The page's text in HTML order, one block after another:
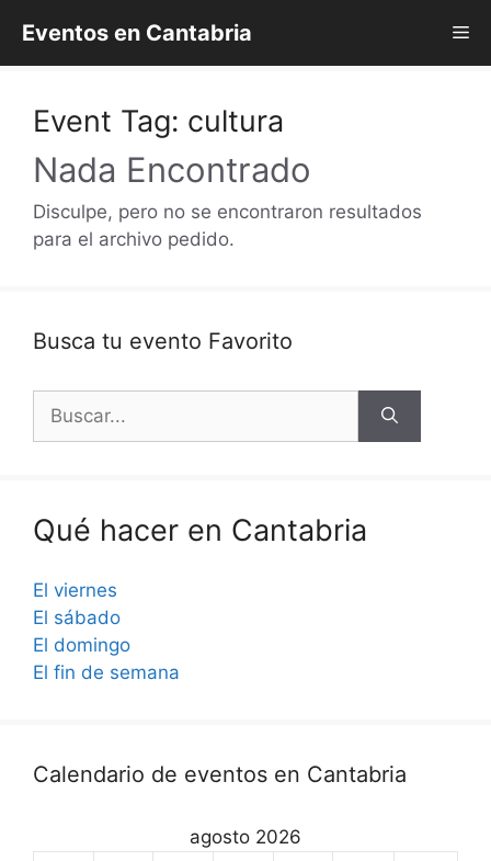
contenido
Eventos en Cantabria
Event Tag: cultura
Nada Encontrado
Disculpe, pero no se encontraron resultados
para el archivo pedido.
Busca tu evento Favorito
Buscar:
Qué hacer en Cantabria
El viernes
El sábado
El domingo
El fin de semana
Calendario de eventos en Cantabria
agosto 2026